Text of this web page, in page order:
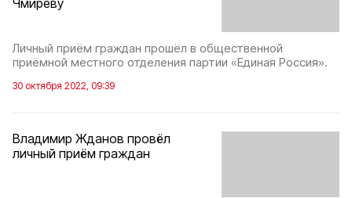
Личный приём граждан прошёл в общественной
приёмной местного отделения партии «Единая Россия».
30 октября 2022, 09:39
Владимир Жданов провёл
личный приём граждан